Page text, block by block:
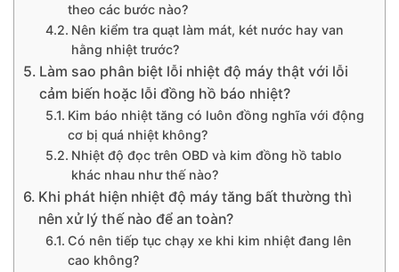
theo các bước nào?
Nên kiểm tra quạt làm mát, két nước hay van
hằng nhiệt trước?
Làm sao phân biệt lỗi nhiệt độ máy thật với lỗi
cảm biến hoặc lỗi đồng hồ báo nhiệt?
Kim báo nhiệt tăng có luôn đồng nghĩa với động
cơ bị quá nhiệt không?
Nhiệt độ đọc trên OBD và kim đồng hồ tablo
khác nhau như thế nào?
Khi phát hiện nhiệt độ máy tăng bất thường thì
nên xử lý thế nào để an toàn?
Có nên tiếp tục chạy xe khi kim nhiệt đang lên
cao không?